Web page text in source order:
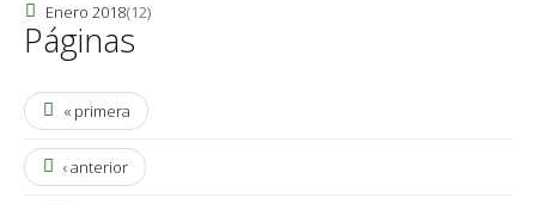
Enero 2018(12)
Páginas
« primera
‹ anterior